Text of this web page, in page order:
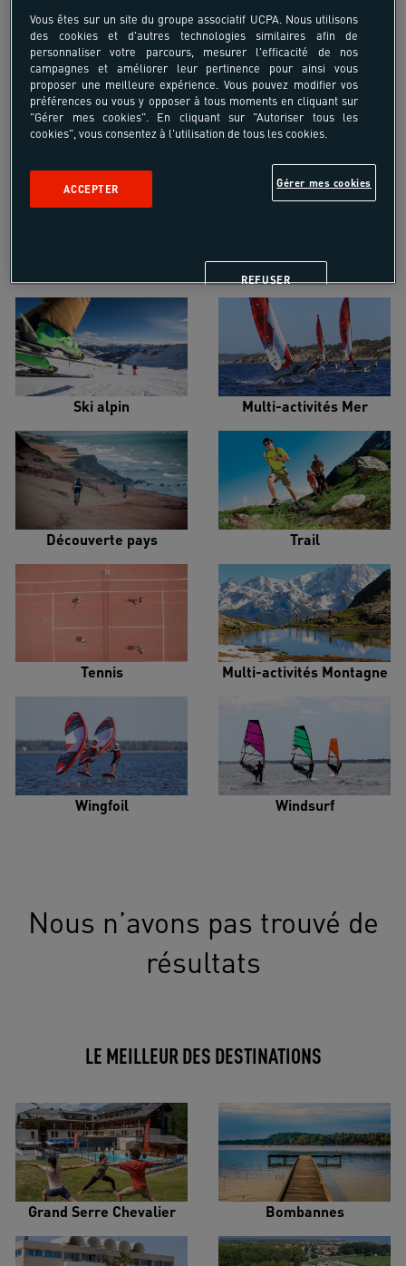
Croisière voilier Alpinisme
Snowboard
Ski alpin Multi-activités Mer
Découverte pays Trail
Tennis Multi-activités Montagne
Wingfoil Windsurf
Nous n’avons pas trouvé de
résultats
LE MEILLEUR DES DESTINATIONS
Grand Serre Chevalier Bombannes
Vous êtes sur un site du groupe associatif UCPA. Nous utilisons
des cookies et d'autres technologies similaires afin de
personnaliser votre parcours, mesurer l'efficacité de nos
campagnes et améliorer leur pertinence pour ainsi vous
proposer une meilleure expérience. Vous pouvez modifier vos
préférences ou vous y opposer à tous moments en cliquant sur
"Gérer mes cookies". En cliquant sur "Autoriser tous les
cookies", vous consentez à l'utilisation de tous les cookies.
Gérer mes cookies
REFUSER
ACCEPTER